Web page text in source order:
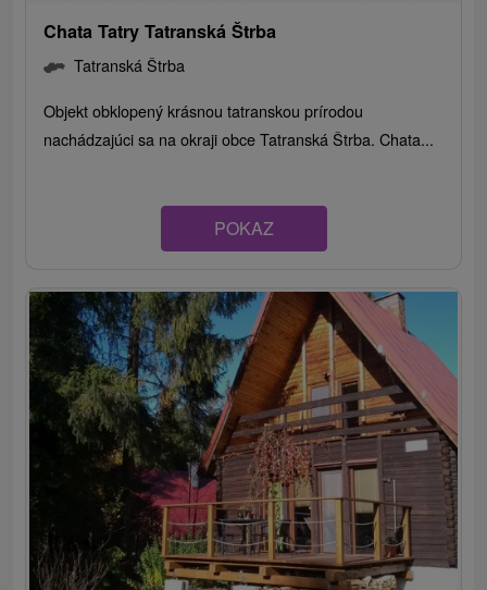
Chata Tatry Tatranská Štrba
Tatranská Štrba
Objekt obklopený krásnou tatranskou prírodou
nachádzajúci sa na okraji obce Tatranská Štrba. Chata...
POKAZ